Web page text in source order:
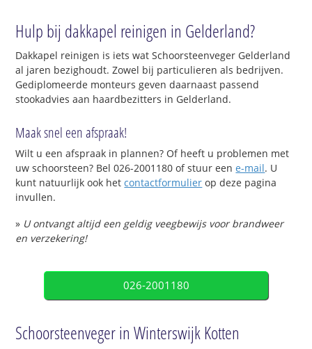
Hulp bij dakkapel reinigen in Gelderland?
Dakkapel reinigen is iets wat Schoorsteenveger Gelderland
al jaren bezighoudt. Zowel bij particulieren als bedrijven.
Gediplomeerde monteurs geven daarnaast passend
stookadvies aan haardbezitters in Gelderland.
Maak snel een afspraak!
Wilt u een afspraak in plannen? Of heeft u problemen met
uw schoorsteen? Bel 026-2001180 of stuur eene-mail. U
kunt natuurlijk ook hetcontactformulier op deze pagina
invullen.
» U ontvangt altijd een geldig veegbewijs voor brandweer
en verzekering!
026-2001180
Schoorsteenveger in Winterswijk Kotten